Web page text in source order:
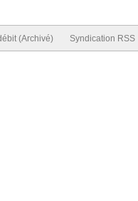
(Archivé) Syndication RSS